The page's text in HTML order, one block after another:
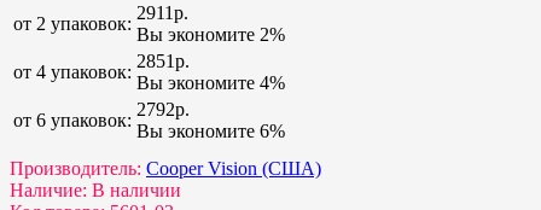
от 2 упаковок:
2911р.
Вы экономите 2%
от 4 упаковок:
2851р.
Вы экономите 4%
от 6 упаковок:
2792р.
Вы экономите 6%
Производитель: Cooper Vision (США)
Наличие: В наличии